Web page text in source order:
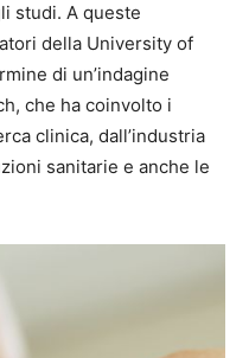
studi. A queste
della University of
di un’indagine
che ha coinvolto i
clinica, dall’industria
sanitarie e anche le